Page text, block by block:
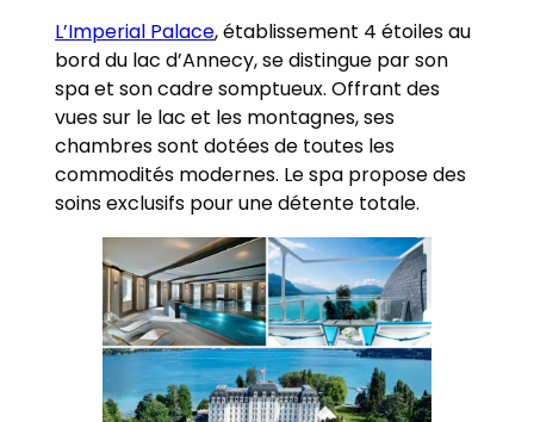
L’Imperial Palace, établissement 4 étoiles au
bord du lac d’Annecy, se distingue par son
spa et son cadre somptueux. Offrant des
vues sur le lac et les montagnes, ses
chambres sont dotées de toutes les
commodités modernes. Le spa propose des
soins exclusifs pour une détente totale.